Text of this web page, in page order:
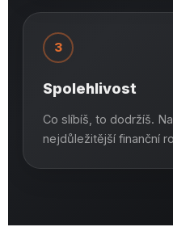
3
Spolehlivost
Co slíbíš, to dodržíš.
nejdůležitější finanční